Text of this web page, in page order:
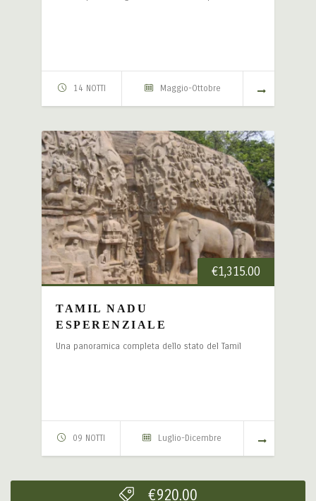
14 NOTTI Maggio-Ottobre
€1,315.00
TAMIL NADU
ESPERENZIALE
Una panoramica completa dello stato del Tamil
09 NOTTI Luglio-Dicembre
€920.00